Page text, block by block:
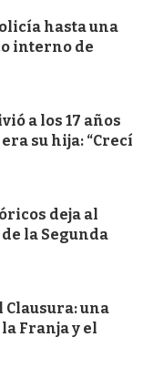
hasta una
interno de
a los 17 años
su hija: “Crecí
deja al
la Segunda
Clausura: una
Franja y el